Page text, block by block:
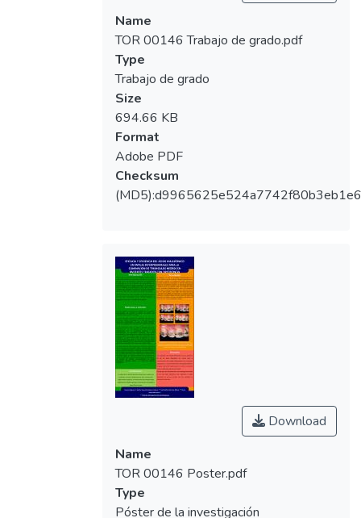
Name
TOR 00146 Trabajo de grado.pdf
Type
Trabajo de grado
Size
694.66 KB
Format
Adobe PDF
Checksum
Download
Name
TOR 00146 Poster.pdf
Type
Póster de la investigación